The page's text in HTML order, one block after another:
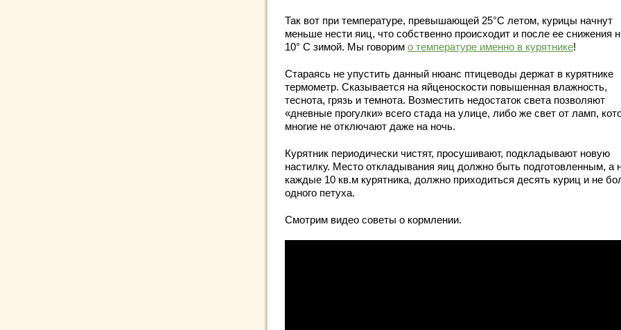
Так вот при температуре, превышающей 25°С летом, курицы начнут
меньше нести яиц, что собственно происходит и после ее снижения
10° С зимой. Мы говорим о температуре именно в курятнике!
Стараясь не упустить данный нюанс птицеводы держат в курятнике
термометр. Сказывается на яйценоскости повышенная влажность,
теснота, грязь и темнота. Возместить недостаток света позволяют
«дневные прогулки» всего стада на улице, либо же свет от ламп,
многие не отключают даже на ночь.
Курятник периодически чистят, просушивают, подкладывают новую
настилку. Место откладывания яиц должно быть подготовленным, а
каждые 10 кв.м курятника, должно приходиться десять куриц и не
одного петуха.
Смотрим видео советы о кормлении.